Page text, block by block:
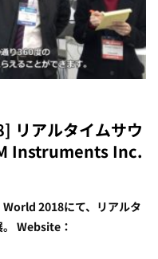
アルタイムサウ
Instruments Inc.
2018にて、リアルタ
Website：